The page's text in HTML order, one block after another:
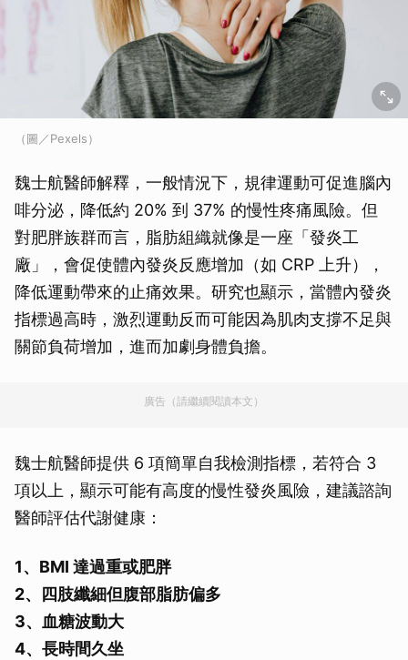
（圖／Pexels）
魏士航醫師解釋，一般情況下，規律運動可促進腦內
啡分泌，降低約 20% 到 37% 的慢性疼痛風險。但
對肥胖族群而言，脂肪組織就像是一座「發炎工
廠」，會促使體內發炎反應增加（如 CRP 上升），
降低運動帶來的止痛效果。研究也顯示，當體內發炎
指標過高時，激烈運動反而可能因為肌肉支撐不足與
關節負荷增加，進而加劇身體負擔。
廣告（請繼續閱讀本文）
魏士航醫師提供 6 項簡單自我檢測指標，若符合 3
項以上，顯示可能有高度的慢性發炎風險，建議諮詢
醫師評估代謝健康：
1、BMI 達過重或肥胖
2、四肢纖細但腹部脂肪偏多
3、血糖波動大
4、長時間久坐